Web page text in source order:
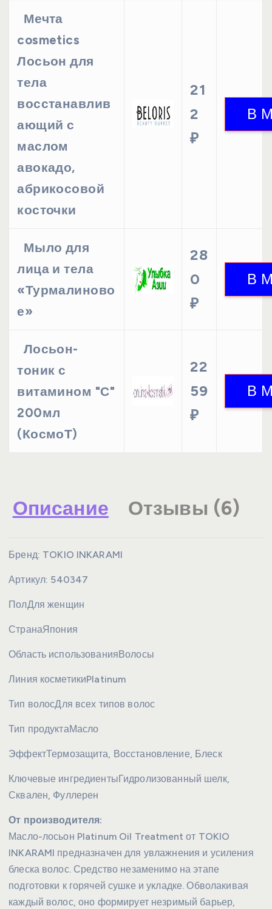
Мечта
cosmetics
Лосьон для
тела
восстанавлив
ающий с
маслом
авокадо,
абрикосовой
косточки
21
2
₽
Мыло для
лица и тела
«Турмалиново
е»
28
0
₽
Лосьон-
тоник с
витамином "С"
200мл
(КосмоТ)
22
59
₽
Описание Отзывы (6)
Бренд: TOKIO INKARAMI
Артикул: 540347
ПолДля женщин
СтранаЯпония
Область использованияВолосы
Линия косметикиPlatinum
Тип волосДля всех типов волос
Тип продуктаМасло
ЭффектТермозащита, Восстановление, Блеск
Ключевые ингредиенты Гидролизованный шелк,
Сквален, Фуллерен
От производителя:
Масло-лосьон Platinum Oil Treatment от TOKIO
INKARAMI предназначен для увлажнения и усиления
блеска волос. Средство незаменимо на этапе
подготовки к горячей сушке и укладке. Обволакивая
каждый волос, оно формирует незримый барьер,